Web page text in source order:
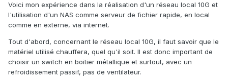
Voici mon expérience dans la réalisation d'un réseau local 10G et
l'utilisation d'un NAS comme serveur de fichier rapide, en local
comme en externe, via internet.
Tout d'abord, concernant le réseau local 10G, il faut savoir que le
matériel utilisé chauffera, quel qu'il soit. Il est donc important de
choisir un switch en boitier métallique et surtout, avec un
refroidissement passif, pas de ventilateur.